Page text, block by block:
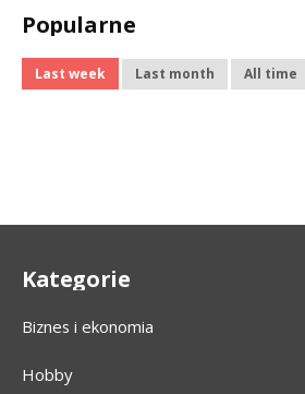
Popularne
Last week Last month All time
Kategorie
Biznes i ekonomia
Hobby